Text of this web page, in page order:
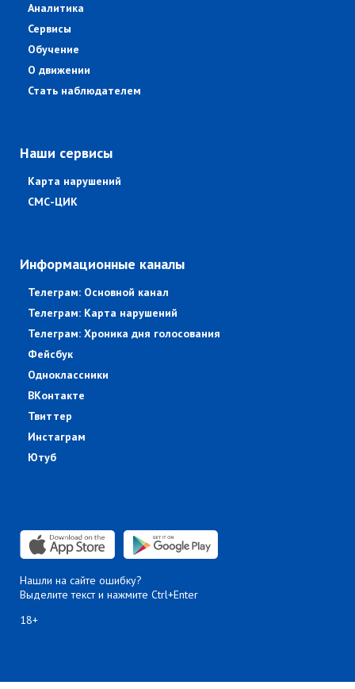
Аналитика
Сервисы
Обучение
О движении
Стать наблюдателем
Наши сервисы
Карта нарушений
СМС-ЦИК
Информационные каналы
Телеграм: Основной канал
Телеграм: Карта нарушений
Телеграм: Хроника дня голосования
Фейсбук
Одноклассники
ВКонтакте
Твиттер
Инстаграм
Ютуб
Нашли на сайте ошибку?
Выделите текст и нажмите Ctrl+Enter
18+